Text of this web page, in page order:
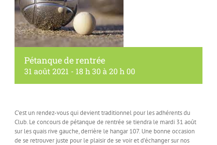
Pétanque de rentrée
31 août 2021 - 18 h 30à 20 h 00
C’est un rendez-vous qui devient traditionnel pour les adhérents du
Club. Le concours de pétanque de rentrée se tiendra le mardi 31 août
sur les quais rive gauche, derrière le hangar 107. Une bonne occasion
de se retrouver juste pour le plaisir de se voir et d’échanger sur nos